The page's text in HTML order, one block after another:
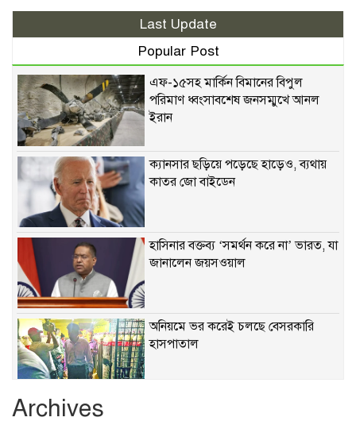
Last Update
Popular Post
এফ-১৫সহ মার্কিন বিমানের বিপুল
পরিমাণ ধ্বংসাবশেষ জনসম্মুখে আনল
ইরান
ক্যানসার ছড়িয়ে পড়েছে হাড়েও, ব্যথায়
কাতর জো বাইডেন
হাসিনার বক্তব্য ‘সমর্থন করে না’ ভারত, যা
জানালেন জয়সওয়াল
অনিয়মে ভর করেই চলছে বেসরকারি
হাসপাতাল
Archives